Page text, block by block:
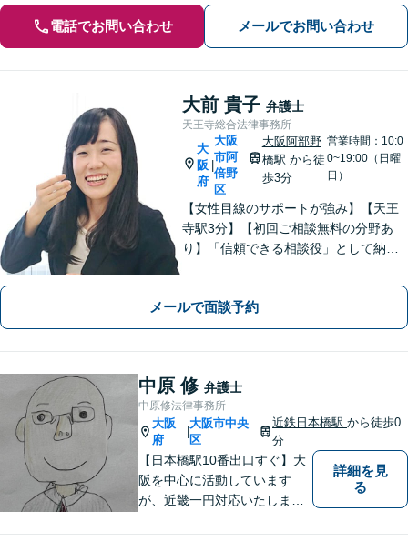
電話でお問い合わせ メールでお問い合わせ
大前 貴子 弁護士
天王寺総合法律事務所
大
阪
府
大阪
市阿
倍野
区
大阪阿部野
橋駅 から徒
歩3分
営業時間：10:0
0~19:00（日曜
日）
【女性目線のサポートが強み】【天王
寺駅3分】【初回ご相談無料の分野あ
り】「信頼できる相談役」として納得
問題】安心して相談できる環境・関係
づくりを心がけます【借金・債務整
理】経済状況に応じて適切な解決策を
ご提案します
メールで面談予約
中原 修 弁護士
中原修法律事務所
大阪
府
|
大阪市中央
区
近鉄日本橋駅から徒歩0
分
【日本橋駅10番出口すぐ】大
阪を中心に活動しています
が、近畿一円対応いたしま
婚・相続といった身の回りの
詳細を見
る